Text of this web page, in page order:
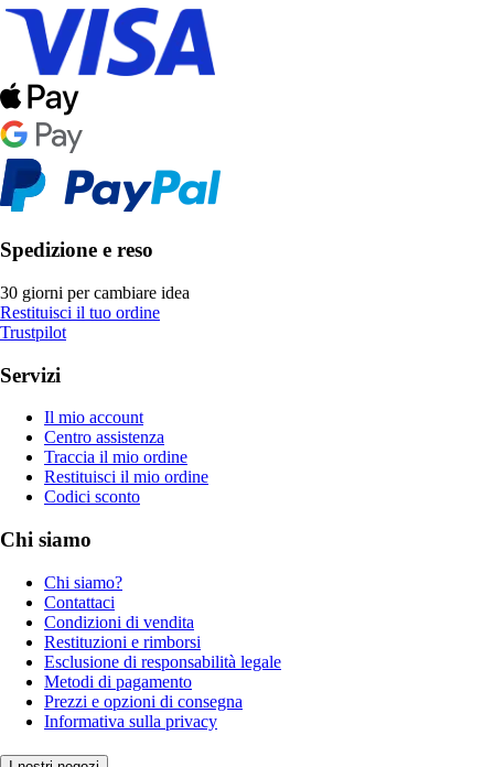
Spedizione e reso
30 giorni per cambiare idea
Restituisci il tuo ordine
Trustpilot
Servizi
Il mio account
Centro assistenza
Traccia il mio ordine
Restituisci il mio ordine
Codici sconto
Chi siamo
Chi siamo?
Contattaci
Condizioni di vendita
Restituzioni e rimborsi
Esclusione di responsabilità legale
Metodi di pagamento
Prezzi e opzioni di consegna
Informativa sulla privacy